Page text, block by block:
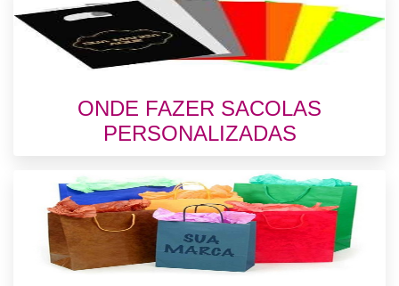
ONDE FAZER SACOLAS
PERSONALIZADAS